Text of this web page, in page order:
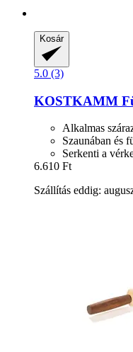
Kosár
5.0 (3)
KOSTKAMM
Alkalmas
Szaunában és
Serkenti a
6.610 Ft
Szállítás eddig: